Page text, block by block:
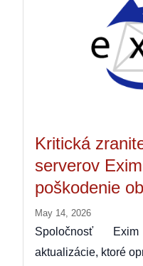
Kritická
serverov
poškodenie
May 14, 2026
Spoločnosť
aktualizácie, ktoré